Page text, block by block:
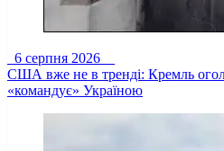
6 серпня 2026
США вже не в тренді: Кремль
«командує» Україною